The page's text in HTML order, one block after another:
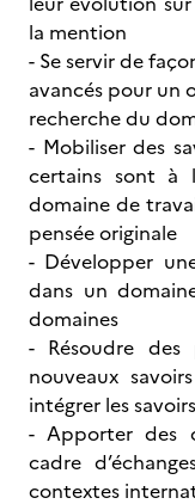
la mention
- Se servir de
avancés pour un
recherche du
- Mobiliser des
certains sont à
domaine de
pensée originale
- Développer
dans un
domaines
- Résoudre
nouveaux
intégrer les
- Apporter des
cadre
contextes